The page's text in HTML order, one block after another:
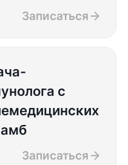
Записаться
с
амб
Записаться